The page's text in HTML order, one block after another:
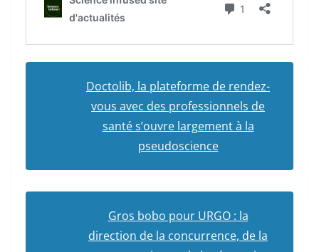
Doctolib, la plateforme de rendez-
vous avec des professionnels de
santé s’ouvre largement à la
pseudoscience
Gros bobo pour URGO : la
direction de la concurrence, de la